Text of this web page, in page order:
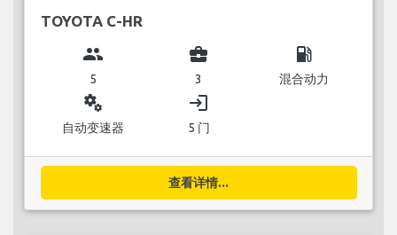
TOYOTA C-HR
group
5
business_center
3
local_gas_station
混合动力
miscellaneous_services
自动变速器
login
5 门
查看详情...